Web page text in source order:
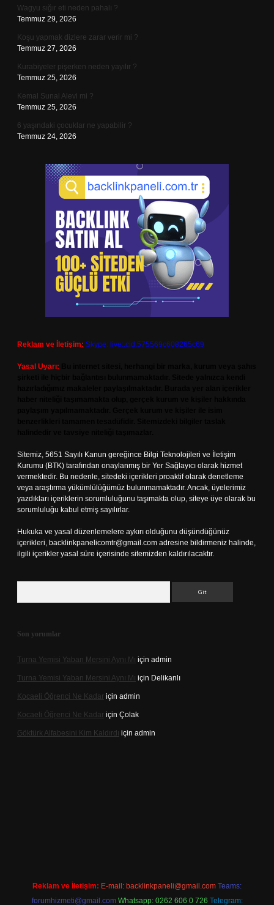
Wagyu sığır eti neden pahalı ?
Temmuz 29, 2026
Koşu yapmak dizlere zarar verir mi ?
Temmuz 27, 2026
Kurabiyeler pişerken neden yayılır ?
Temmuz 25, 2026
Kemal Sunal Alevi mi ?
Temmuz 25, 2026
6 yaşındaki çocuklar ne yapabilir ?
Temmuz 24, 2026
Reklam ve İletişim: Skype: live:.cid.575569c608265c69
Yasal Uyarı:
Sitemiz, 5651 Sayılı Kanun gereğince Bilgi Teknolojileri ve İletişim
Kurumu (BTK) tarafından onaylanmış bir Yer Sağlayıcı olarak hizmet
vermektedir. Bu nedenle, sitedeki içerikleri proaktif olarak denetleme
veya araştırma yükümlülüğümüz bulunmamaktadır. Ancak, üyelerimiz
yazdıkları içeriklerin sorumluluğunu taşımakta olup, siteye üye olarak bu
sorumluluğu kabul etmiş sayılırlar.
Hukuka ve yasal düzenlemelere aykırı olduğunu düşündüğünüz
içerikleri, backlinkpanelicomtr@gmail.com adresine bildirmeniz halinde,
ilgili içerikler yasal süre içerisinde sitemizden kaldırılacaktır.
Son yorumlar
Turna Yemisi Yaban Mersini Aynı Mı için admin
Turna Yemisi Yaban Mersini Aynı Mı için Delikanlı
Kocaeli Öğrenci Ne Kadar için admin
Kocaeli Öğrenci Ne Kadar için Çolak
Göktürk Alfabesini Kim Kaldırdı için admin
Reklam ve İletişim: E-mail: backlinkpaneli@gmail.com Teams:
forumhizmeti@gmail.com Whatsapp: 0262 606 0 726 Telegram: